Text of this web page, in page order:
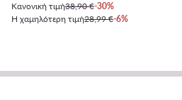
Κανονική τιμή38,90 €-30%
Η χαμηλότερη τιμή28,99 €-6%